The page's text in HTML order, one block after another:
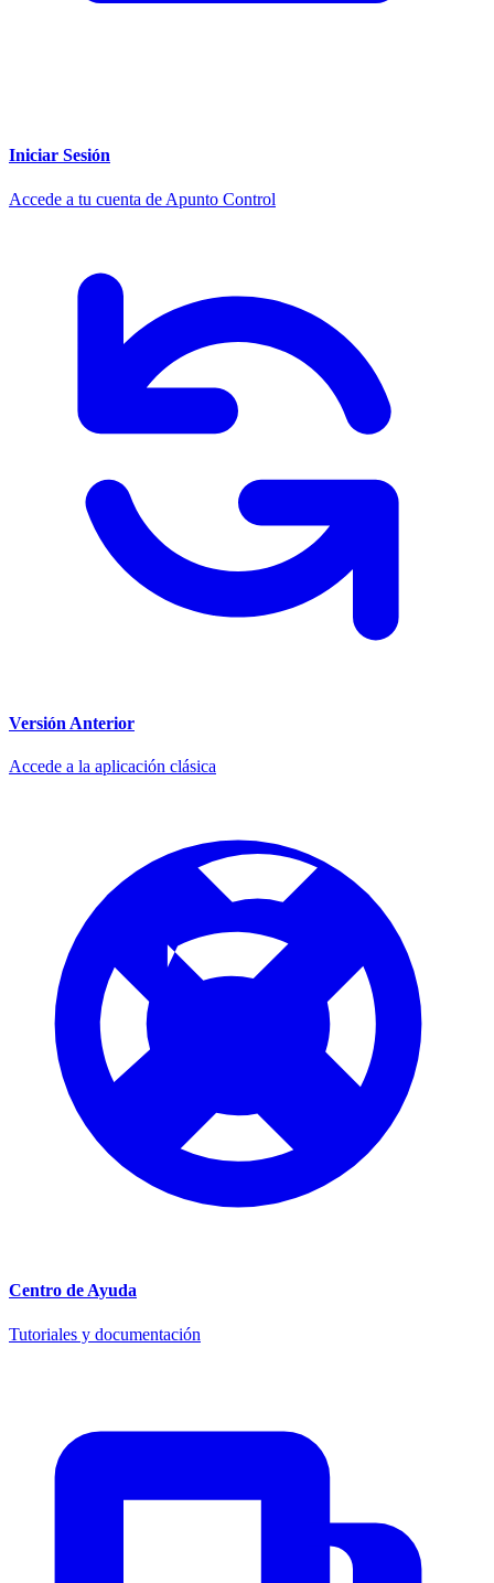
Iniciar Sesión
Accede a tu cuenta de Apunto Control
Versión Anterior
Accede a la aplicación clásica
Centro de Ayuda
Tutoriales y documentación